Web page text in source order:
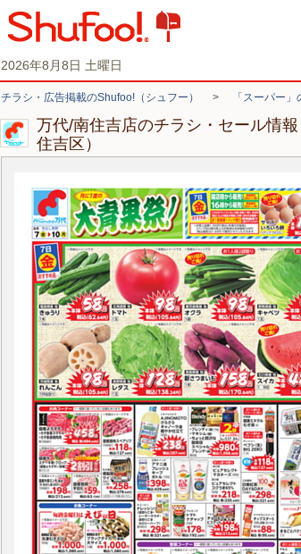
2026年8月8日 土曜日
チラシ・広告掲載のShufoo!（シュフー） > 「スーパー
万代/南住吉店のチラシ・セール情
住吉区）